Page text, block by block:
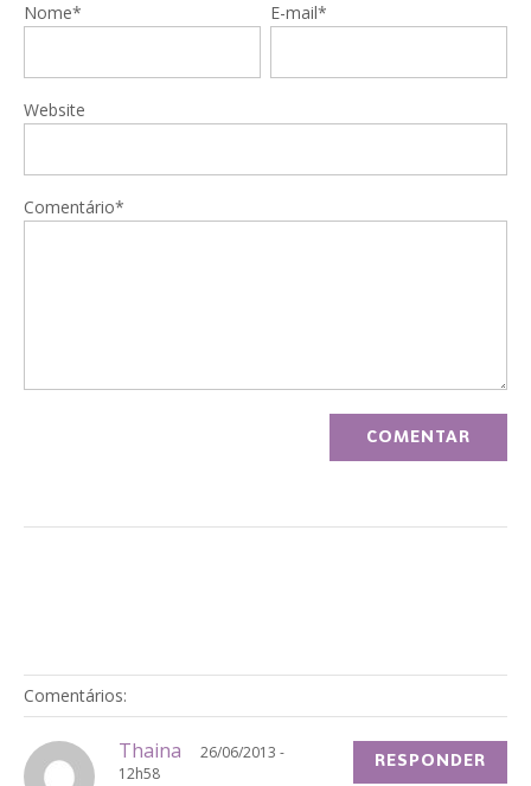
Nome* E-mail*
Website
Comentário*
Comentários:
Thaina
26/06/2013 -
12h58
RESPONDER